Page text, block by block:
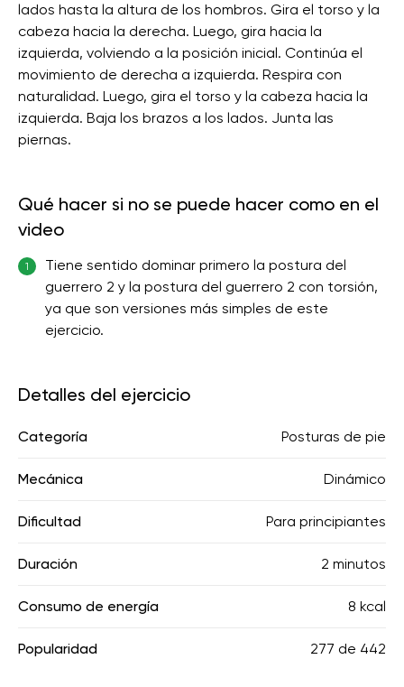
lados hasta la altura de los hombros. Gira el torso y la
cabeza hacia la derecha. Luego, gira hacia la
izquierda, volviendo a la posición inicial. Continúa el
movimiento de derecha a izquierda. Respira con
naturalidad. Luego, gira el torso y la cabeza hacia la
izquierda. Baja los brazos a los lados. Junta las
piernas.
Qué hacer si no se puede hacer como en el
video
1
Tiene sentido dominar primero la postura del
guerrero 2 y la postura del guerrero 2 con torsión,
ya que son versiones más simples de este
ejercicio.
Detalles del ejercicio
Categoría Posturas de pie
Mecánica Dinámico
Dificultad Para principiantes
Duración 2 minutos
Consumo de energía 8 kcal
Popularidad 277 de 442